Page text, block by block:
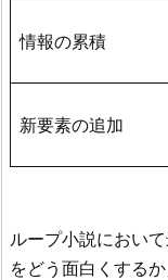
情報の累積
新要素の追加
ループ小説におい
をどう面白くする